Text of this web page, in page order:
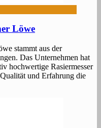
Löwe
stammt aus der
Das Unternehmen hat
hochwertige Rasiermesser
und Erfahrung die